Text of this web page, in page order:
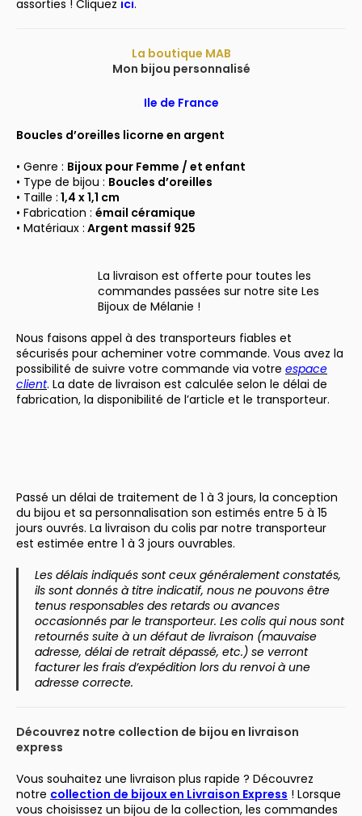
assorties ! Cliquez ici.
La boutique MAB
Mon bijou personnalisé
Ile de France
Boucles d’oreilles licorne en argent
• Genre : Bijoux pour Femme / et enfant
• Type de bijou : Boucles d’oreilles
• Taille : 1,4 x 1,1 cm
• Fabrication : émail céramique
• Matériaux : Argent massif 925
La livraison est offerte pour toutes les
commandes passées sur notre site Les
Bijoux de Mélanie !
Nous faisons appel à des transporteurs fiables et
sécurisés pour acheminer votre commande. Vous avez la
possibilité de suivre votre commande via votre espace
client. La date de livraison est calculée selon le délai de
fabrication, la disponibilité de l’article et le transporteur.
Passé un délai de traitement de 1 à 3 jours, la conception
du bijou et sa personnalisation son estimés entre 5 à 15
jours ouvrés. La livraison du colis par notre transporteur
est estimée entre 1 à 3 jours ouvrables.
Les délais indiqués sont ceux généralement constatés,
ils sont donnés à titre indicatif, nous ne pouvons être
tenus responsables des retards ou avances
occasionnés par le transporteur. Les colis qui nous sont
retournés suite à un défaut de livraison (mauvaise
adresse, délai de retrait dépassé, etc.) se verront
facturer les frais d’expédition lors du renvoi à une
adresse correcte.
Découvrez notre collection de bijou en livraison
express
Vous souhaitez une livraison plus rapide ? Découvrez
notre collection de bijoux en Livraison Express ! Lorsque
vous choisissez un bijou de la collection, les commandes